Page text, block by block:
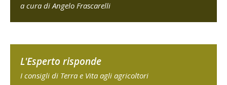
a cura di Angelo Frascarelli
L'Esperto risponde
I consigli di Terra e Vita agli agricoltori